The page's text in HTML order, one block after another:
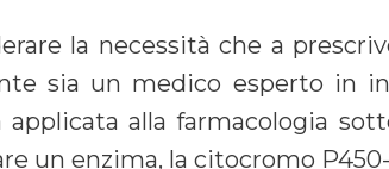
la necessità che a
sia un medico esperto in
alla farmacologia
un enzima, la citocromo